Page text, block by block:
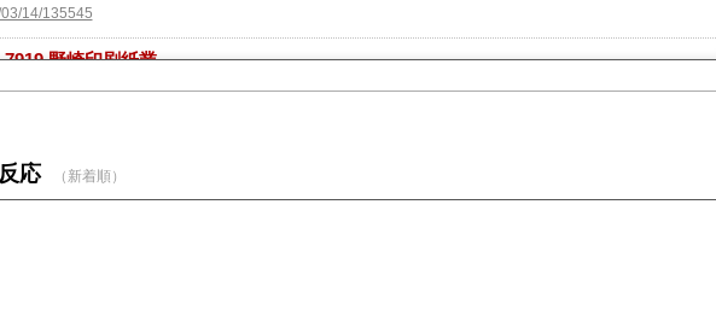
14/135545
野崎印刷紙業
た！銘柄紹介コード7919銘柄名野崎印刷紙業業種その他製品株価197円 (2025.12.17時点)利回り3.79%サイ
権利取得銘柄
しました！ 株価 194円権利月 9月優待内容2年未満 1000株 QUOカード1000円2年以上 1000株 QUOカード
応 （新着順）